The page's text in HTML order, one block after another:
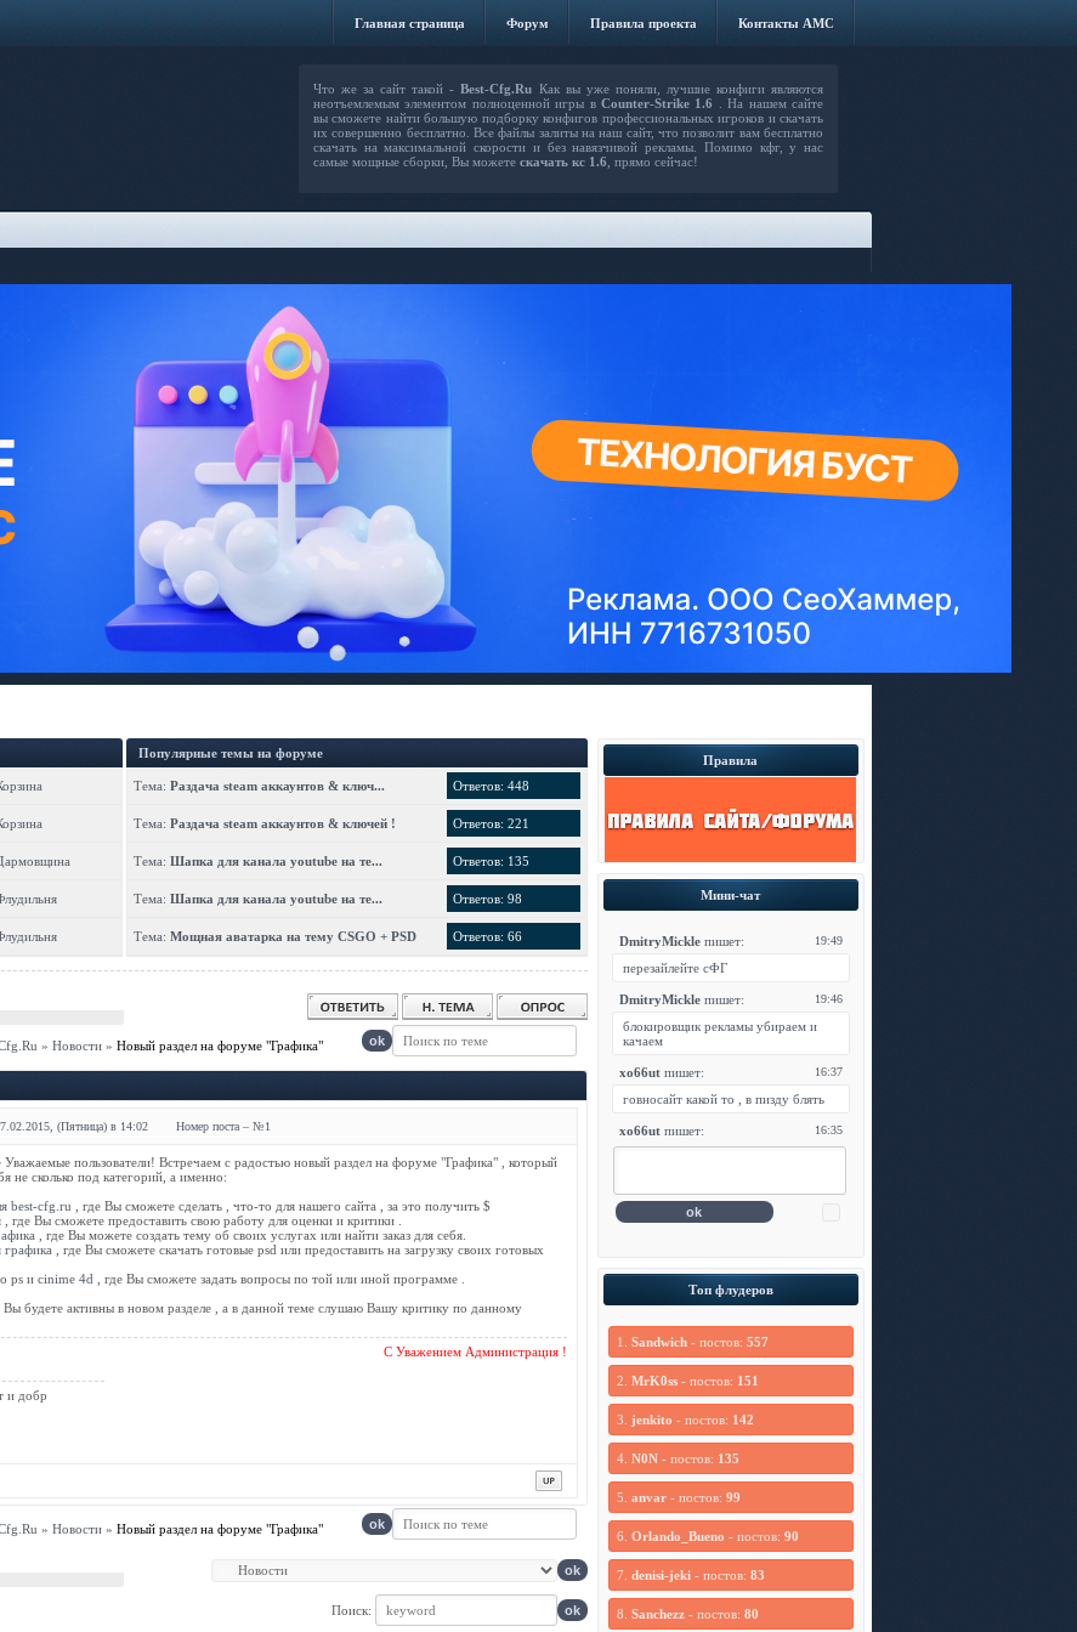
Главная страница Форум Правила проекта Контакты AMC
Что же за сайт такой -Best-Cfg.Ru Как вы уже поняли, лучшие конфиги являются
неотъемлемым элементом полноценной игры в Counter-Strike 1.6
. На нашем сайте
вы сможете найти большую подборку конфигов профессиональных игроков и скачать
их совершенно бесплатно. Все файлы залиты на наш сайт, что позволит вам бесплатно
скачать на максимальной скорости и без навязчивой рекламы. Помимо кфг, у нас
самые мощные сборки, Вы можете скачать кс 1.6 , прямо сейчас!
Популярные темы на форуме
Тема: Раздача steam аккаунтов & ключ... Ответов: 448
Тема: Раздача steam аккаунтов & ключей ! Ответов: 221
Тема: Шапка для канала youtube на те... Ответов: 135
Тема: Шапка для канала youtube на те... Ответов: 98
Тема: Мощная аватарка на тему CSGO + PSD Ответов: 66
» Новости» Новый раздел на форуме "Графика"
(Пятница) в 14:02 Номер поста – №1
Уважаемые пользователи! Встречаем с радостью новый раздел на форуме "Графика" , который
не сколько под категорий, а именно:
best-cfg.ru , где Вы сможете сделать , что-то для нашего сайта , за это получить $
, где Вы сможете предоставить свою работу для оценки и критики .
, где Вы можете создать тему об своих услугах или найти заказ для себя.
графика , где Вы сможете скачать готовые psd или предоставить на загрузку своих готовых
psи cinime 4d , где Вы сможете задать вопросы по той или иной программе .
будете активны в новом разделе , а в данной теме слушаю Вашу критику по данному
С Уважением Администрация !
и добр
» Новости» Новый раздел на форуме "Графика"
Поиск:
Правила
Мини-чат
Топ флудеров
1. Sandwich- постов: 557
2. MrK0ss- постов: 151
3. jenkito - постов: 142
4. N0N- постов: 135
5. anvar- постов: 99
6. Orlando_Bueno - постов: 90
7. denisi-jeki- постов: 83
8. Sanchezz- постов: 80